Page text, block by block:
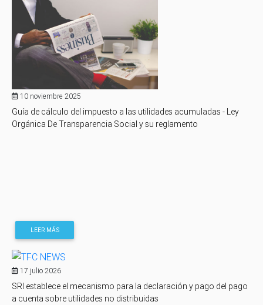
10 noviembre 2025
Guía de cálculo del impuesto a las utilidades acumuladas - Ley
Orgánica De Transparencia Social y su reglamento
LEER MÁS
17 julio 2026
SRI establece el mecanismo para la declaración y pago del pago
a cuenta sobre utilidades no distribuidas